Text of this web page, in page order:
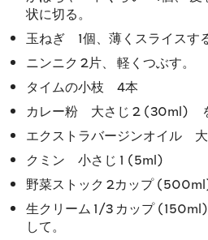
状に切る。
玉ねぎ 1個、薄くスライスする
ニンニク 2片、 軽くつぶす。
タイムの小枝 4本
カレー粉 大さじ 2 (30ml) を
エクストラバージンオイル
クミン 小さじ 1 (5ml)
野菜ストック 2カップ (500ml)
生クリーム 1/3 カップ
して。